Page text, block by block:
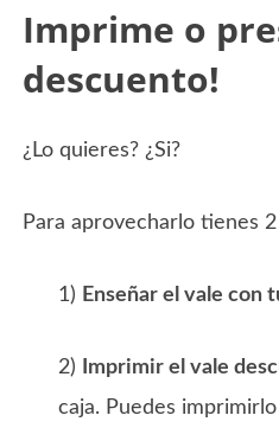
Imprime o
descuento!
¿Lo quieres? ¿Si?
Para aprovecharlo tienes
1) Enseñar el vale con
2) Imprimir el vale
caja. Puedes